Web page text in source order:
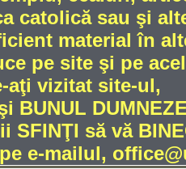
catolică sau şi
material în
pe site şi pe
aţi vizitat site-ul,
BUNUL
SFINŢI să vă
e-mailul,